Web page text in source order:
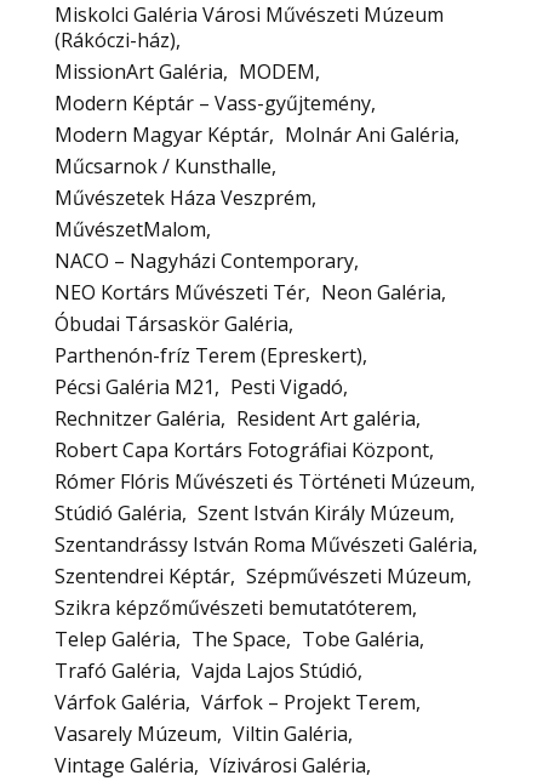
Miskolci Galéria Városi Művészeti Múzeum
(Rákóczi-ház)
MissionArt Galéria
MODEM
Modern Képtár – Vass-gyűjtemény
Modern Magyar Képtár
Molnár Ani Galéria
Műcsarnok / Kunsthalle
Művészetek Háza Veszprém
MűvészetMalom
NACO – Nagyházi Contemporary
NEO Kortárs Művészeti Tér
Neon Galéria
Óbudai Társaskör Galéria
Parthenón-fríz Terem (Epreskert)
Pécsi Galéria M21
Pesti Vigadó
Rechnitzer Galéria
Resident Art galéria
Robert Capa Kortárs Fotográfiai Központ
Rómer Flóris Művészeti és Történeti Múzeum
Stúdió Galéria
Szent István Király Múzeum
Szentandrássy István Roma Művészeti Galéria
Szentendrei Képtár Szépművészeti Múzeum
Szikra képzőművészeti bemutatóterem
Telep Galéria
The Space
Tobe Galéria
Trafó Galéria
Vajda Lajos Stúdió
Várfok Galéria
Várfok – Projekt Terem
Vasarely Múzeum
Viltin Galéria
Vintage Galéria
Vízivárosi Galéria